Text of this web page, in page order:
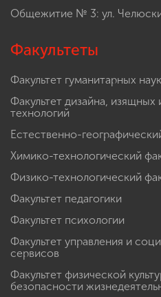
Общежитие № 3: ул.
Факультеты
Факультет гуманитарных наук
Факультет дизайна, изящных
технологий
Естественно-
Химико-технологический
Физико-технологический
Факультет педагогики
Факультет психологии
Факультет управления и
сервисов
Факультет физической
безопасности